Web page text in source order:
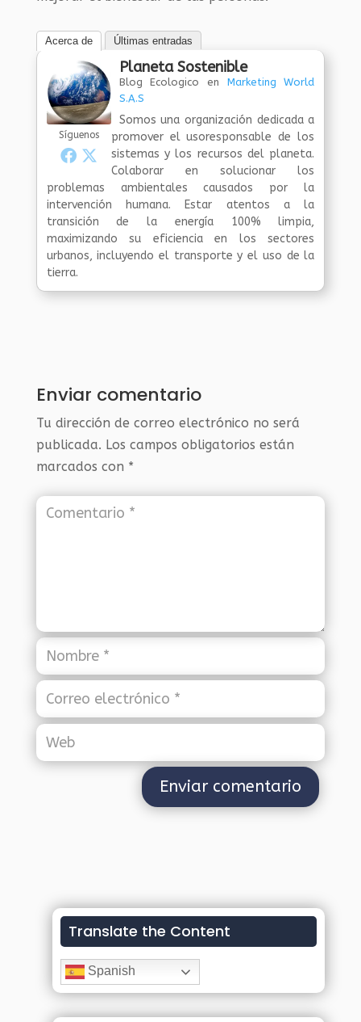
Acerca de Últimas entradas
Síguenos
Planeta Sostenible
Blog Ecologico en Marketing World
S.A.S
Somos una organización dedicada a
promover el usoresponsable de los
sistemas y los recursos del planeta.
Colaborar en solucionar los
problemas ambientales causados por la
intervención humana. Estar atentos a la
transición de la energía 100% limpia,
maximizando su eficiencia en los sectores
urbanos, incluyendo el transporte y el uso de la
tierra.
Enviar comentario
Tu dirección de correo electrónico no será
publicada. Los campos obligatorios están
marcados con *
Translate the Content
Spanish